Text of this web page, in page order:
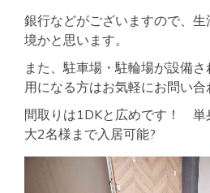
銀行などがございますので、
境かと思います。
また、駐車場・駐輪場が設備
用になる方はお気軽にお問い
間取りは1DKと広めです！ 単
大2名様まで入居可能?